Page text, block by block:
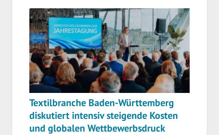
Textilbranche Baden-Württemberg
diskutiert intensiv steigende Kosten
und globalen Wettbewerbsdruck